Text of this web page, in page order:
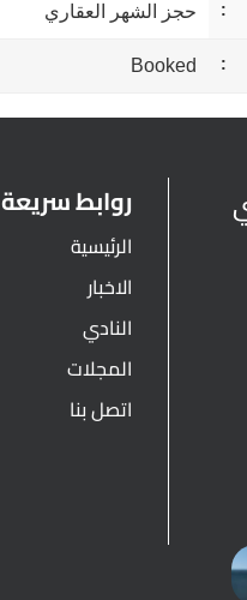
حجز الشهر العقاري
Booked
روابط سريعة
الرئيسية
الاخبار
النادي
المجلات
اتصل بنا